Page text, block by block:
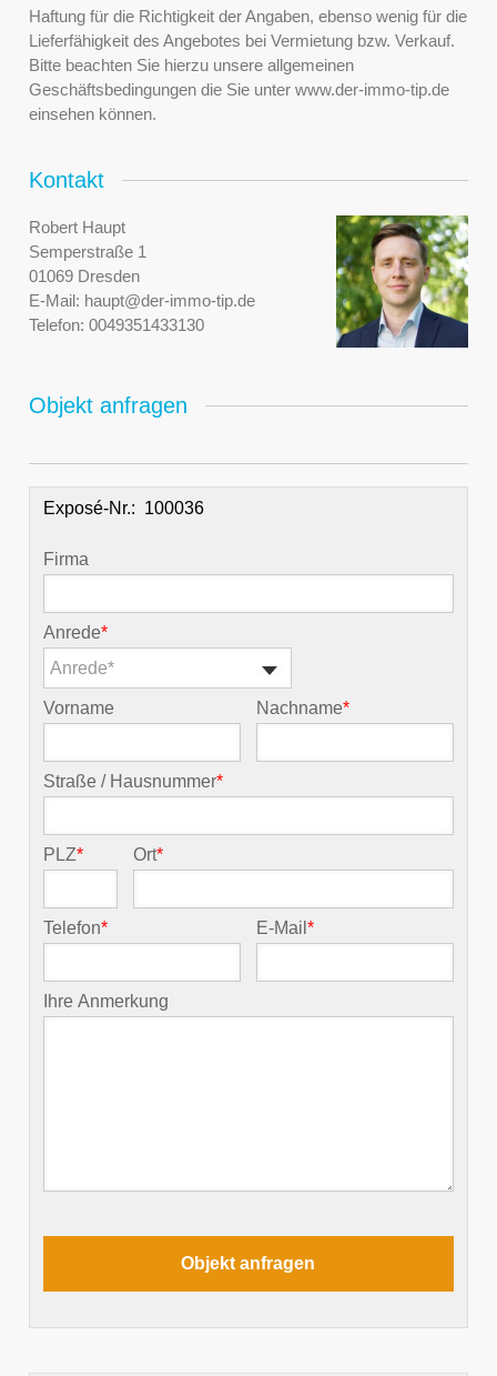
Haftung für die Richtigkeit der Angaben, ebenso wenig für die
Lieferfähigkeit des Angebotes bei Vermietung bzw. Verkauf.
Bitte beachten Sie hierzu unsere allgemeinen
Geschäftsbedingungen die Sie unter www.der-immo-tip.de
einsehen können.
Kontakt
Robert Haupt
Semperstraße 1
01069 Dresden
E-Mail: haupt@der-immo-tip.de
Telefon: 0049351433130
Objekt anfragen
Exposé-Nr.:
Firma
Anrede*
Anrede*
Vorname Nachname*
Straße / Hausnummer*
PLZ* Ort*
Telefon* E-Mail*
Ihre Anmerkung